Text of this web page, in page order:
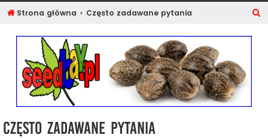
Strona główna Często zadawane pytania
Często zadawane pytania